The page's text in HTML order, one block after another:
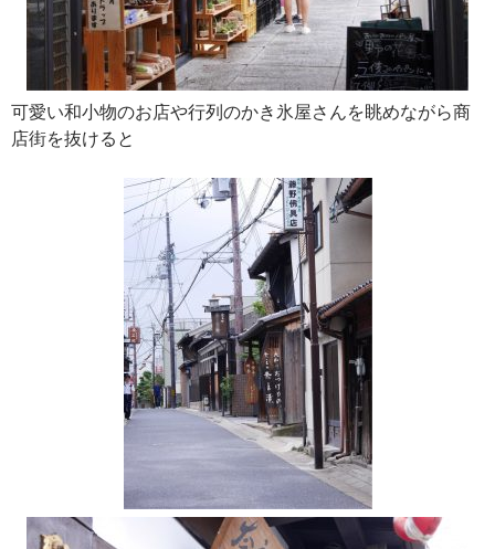
可愛い和小物のお店や行列のかき氷屋さんを眺めながら商
店街を抜けると